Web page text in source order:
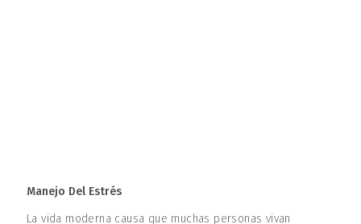
Manejo Del Estrés
La vida moderna causa que muchas personas vivan